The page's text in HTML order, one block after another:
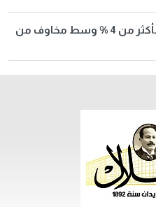
العقود الآجلة لخام برنت ترتفع بأكثر من 4 % وسط مخاوف من